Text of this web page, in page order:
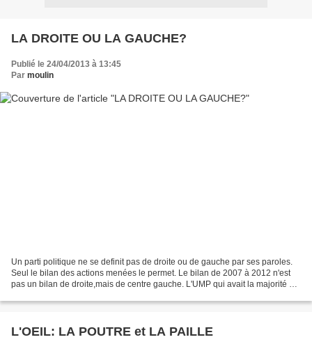
LA DROITE OU LA GAUCHE?
Publié le 24/04/2013 à 13:45
Par moulin
Un parti politique ne se definit pas de droite ou de gauche par ses paroles.
Seul le bilan des actions menées le permet. Le bilan de 2007 à 2012 n'est
pas un bilan de droite,mais de centre gauche. L'UMP qui avait la majorité à
L'OEIL: LA POUTRE et LA PAILLE